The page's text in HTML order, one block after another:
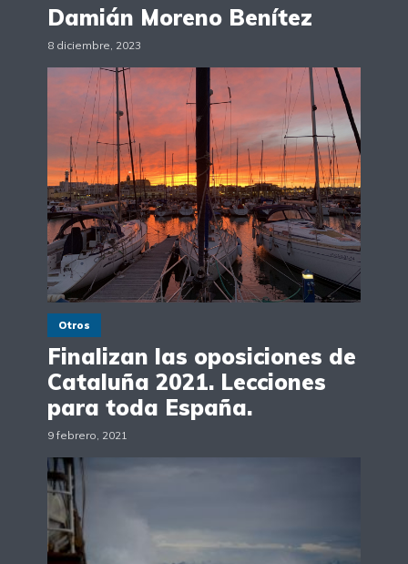
Damián Moreno Benítez
8 diciembre, 2023
Otros
Finalizan las oposiciones de
Cataluña 2021. Lecciones
para toda España.
9 febrero, 2021